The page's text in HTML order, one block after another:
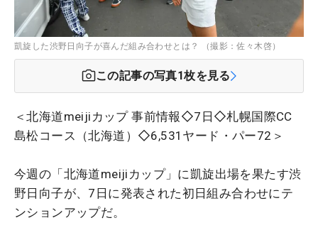
凱旋した渋野日向子が喜んだ組み合わせとは？ （撮影：佐々木啓）
この記事の写真1枚を見る
＜北海道meijiカップ 事前情報◇7日◇札幌国際CC
島松コース（北海道）◇6,531ヤード・パー72＞
今週の「北海道meijiカップ」に凱旋出場を果たす渋
野日向子が、7日に発表された初日組み合わせにテ
ンションアップだ。